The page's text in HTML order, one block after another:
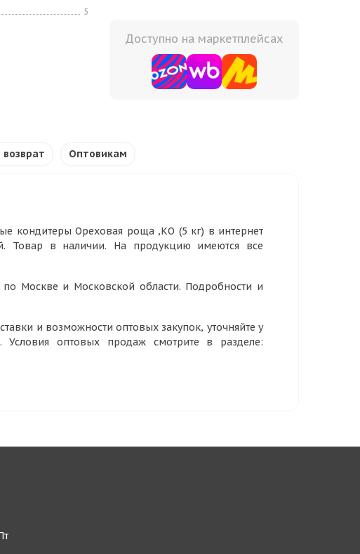
5
Доступно на маркетплейсах
Оптовикам
кондитеры Ореховая роща ,КО (5 кг) в интернет
Товар в наличии. На продукцию имеются все
по Москве и Московской области. Подробности и
и возможности оптовых закупок, уточняйте у
. Условия оптовых продаж смотрите в разделе: